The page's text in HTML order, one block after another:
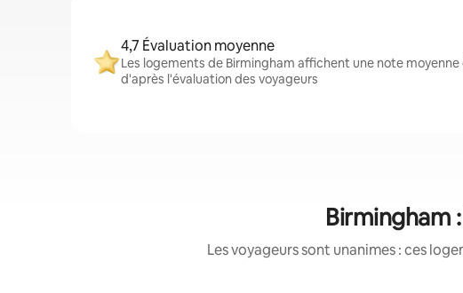
4,7 Évaluation moyenne
Les logements de Birmingham affichent une note moyenne
d'après l'évaluation des voyageurs
Birmingham
Les voyageurs sont unanimes : ces